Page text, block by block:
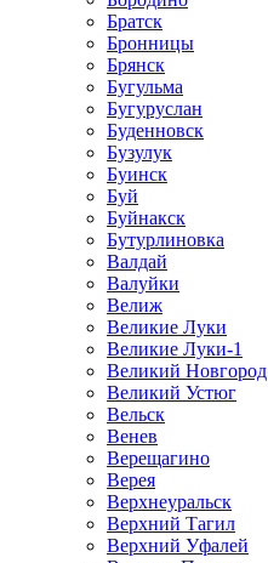
Братск
Бронницы
Брянск
Бугульма
Бугуруслан
Буденновск
Бузулук
Буинск
Буй
Буйнакск
Бутурлиновка
Валдай
Валуйки
Велиж
Великие Луки
Великие Луки-1
Великий Новгород
Великий Устюг
Вельск
Венев
Верещагино
Верея
Верхнеуральск
Верхний Тагил
Верхний Уфалей